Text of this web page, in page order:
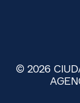
© 2026